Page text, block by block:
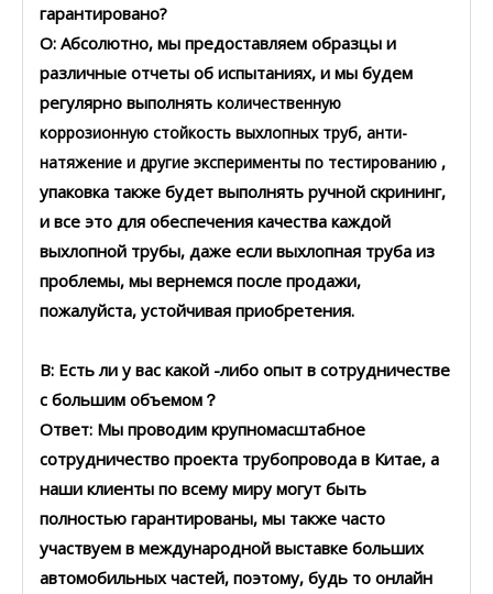
гарантировано?
О: Абсолютно, мы предоставляем образцы и
различные отчеты об испытаниях, и мы будем
регулярно выполнять количественную
коррозионную стойкость выхлопных труб, анти-
натяжение и другие эксперименты по тестированию ,
упаковка также будет выполнять ручной скрининг,
и все это для обеспечения качества каждой
выхлопной трубы, даже если выхлопная труба из
проблемы, мы вернемся после продажи,
пожалуйста, устойчивая приобретения.
В: Есть ли у вас какой -либо опыт в сотрудничестве
с большим объемом？
Ответ: Мы проводим крупномасштабное
сотрудничество проекта трубопровода в Китае, а
наши клиенты по всему миру могут быть
полностью гарантированы, мы также часто
участвуем в международной выставке больших
автомобильных частей, поэтому, будь то онлайн